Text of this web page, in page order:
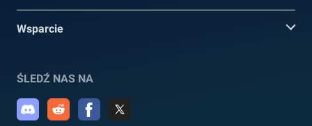
Wsparcie
ŚLEDŹ NAS NA